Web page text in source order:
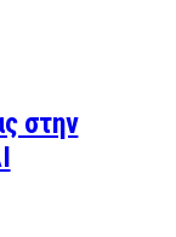
στην